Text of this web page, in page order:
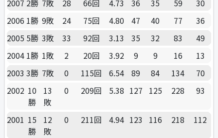
2007 2勝 7敗 28 66回 4.73 36 35 59
30
2006 1勝 9敗 24 75回 4.80 47 40 77
36
2005 5勝 3敗 33 92回 3.13 35 32 83
49
2004 1勝 1敗 2 20回 3.92 9 9 16
13
2003 3勝 7敗 0 115回 6.54 89 84 134
70
2002 10
勝
13
敗
0 209回 5.38 127 125 228 93
2001 15
勝
12
敗
0 211回 4.94 123 116 218 112